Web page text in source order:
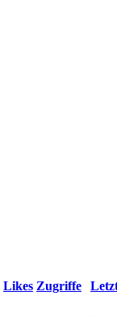
Likes Zugriffe